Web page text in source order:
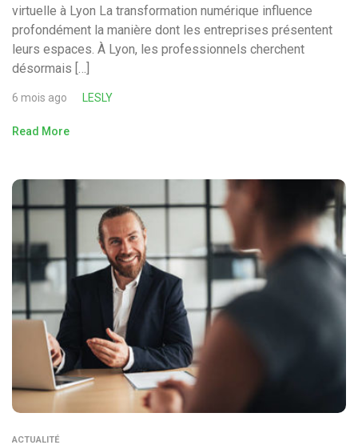
virtuelle à Lyon La transformation numérique influence
profondément la manière dont les entreprises présentent
leurs espaces. À Lyon, les professionnels cherchent
désormais […]
6 mois ago LESLY
Read More
ACTUALITÉ